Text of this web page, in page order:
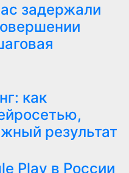
задержали
как
результат
Play в России